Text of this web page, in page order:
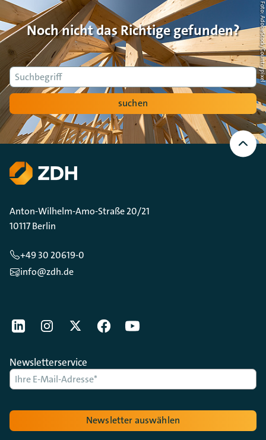
Noch nicht das Richtige gefunden?
Suche
suchen
Foto: AdobeStock/Countrypixel
Nach
oben
Scrollen
Anton-Wilhelm-Amo-Straße 20/21
10117 Berlin
+49 30 20619-0
info@zdh.de
[Der ZDH in den Sozialen Netzwerken]
LinkedIninstagramTwitterFacebookYoutube
Newsletterservice
Newsletter auswählen